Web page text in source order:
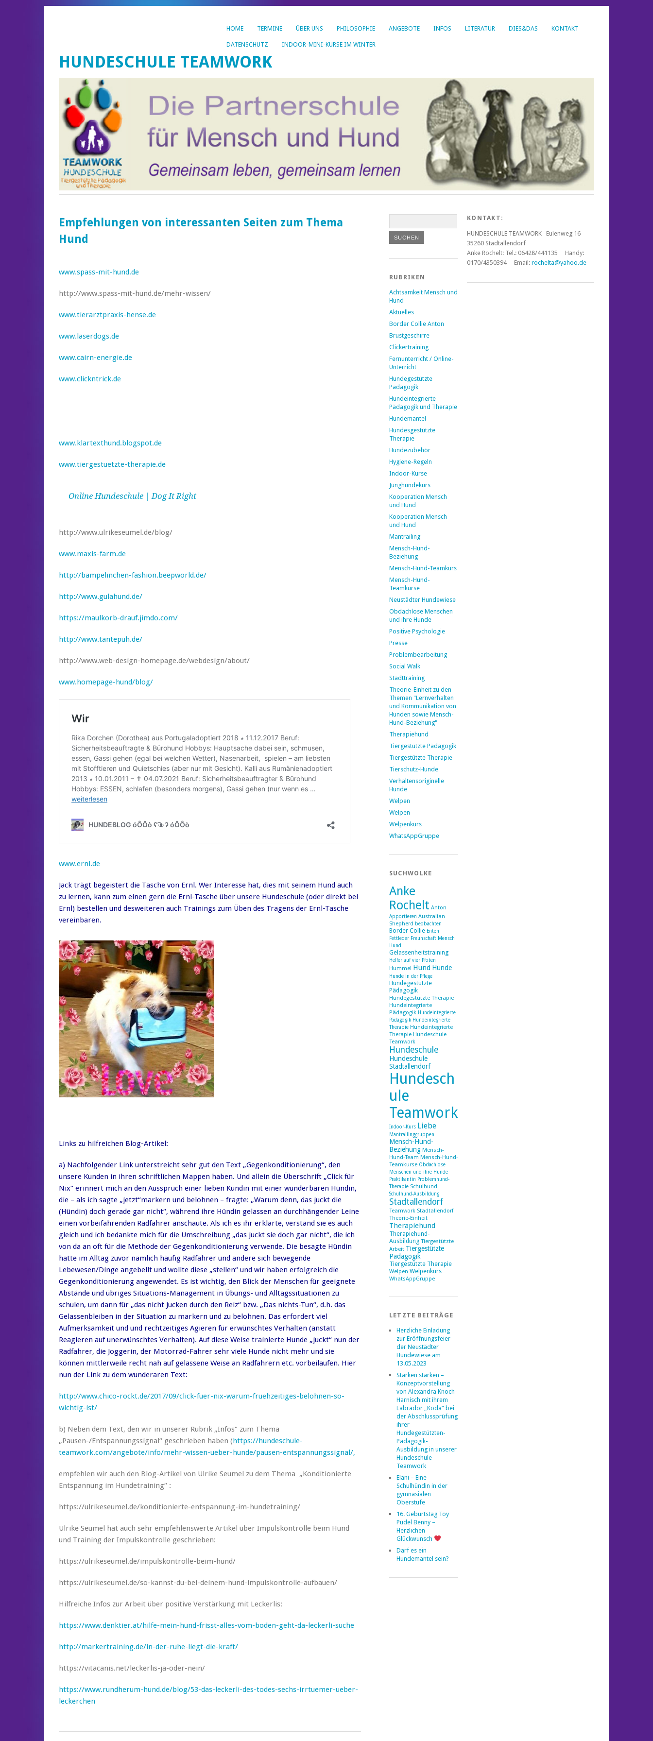
HOME TERMINE ÜBER UNS PHILOSOPHIE ANGEBOTE INFOS LITERATUR DIES&DAS KONTAKT
DATENSCHUTZ INDOOR-MINI-KURSE IM WINTER
HUNDESCHULE TEAMWORK
Empfehlungen von interessanten Seiten zum Thema
Hund
www.spass-mit-hund.de
http://www.spass-mit-hund.de/mehr-wissen/
www.tierarztpraxis-hense.de
www.laserdogs.de
www.cairn-energie.de
www.clickntrick.de
www.klartexthund.blogspot.de
www.tiergestuetzte-therapie.de
Online Hundeschule | Dog It Right
http://www.ulrikeseumel.de/blog/
www.maxis-farm.de
http://bampelinchen-fashion.beepworld.de/
http://www.gulahund.de/
https://maulkorb-drauf.jimdo.com/
http://www.tantepuh.de/
http://www.web-design-homepage.de/webdesign/about/
www.homepage-hund/blog/
www.ernl.de
Jack trägt begeistert die Tasche von Ernl. Wer Interesse hat, dies mit seinem Hund auch
zu lernen, kann zum einen gern die Ernl-Tasche über unsere Hundeschule (oder direkt bei
Ernl) bestellen und desweiteren auch Trainings zum Üben des Tragens der Ernl-Tasche
vereinbaren.
Links zu hilfreichen Blog-Artikel:
a) Nachfolgender Link unterstreicht sehr gut den Text „Gegenkonditionierung“, den
unsere Kunden in ihren schriftlichen Mappen haben. Und allein die Überschrift „Click für
Nix“ erinnert mich an den Ausspruch einer lieben Kundin mit einer wunderbaren Hündin,
die – als ich sagte „jetzt“markern und belohnen – fragte: „Warum denn, das juckt die
(Hündin) doch gerade gar nicht“, während ihre Hündin gelassen an durchhängender Leine
einen vorbeifahrenden Radfahrer anschaute. Als ich es ihr erklärte, verstand sie es auch
gleich und ich bedankte mich für die Umschreibung „das juckt sie doch gar nicht“, die ich
von da an oft für die Methode der Gegenkonditionierung verwende. Die besagte Hündin
hatte im Alltag zuvor nämlich häufig Radfahrer und andere sich bewegende
Lebewesen/Dinge angebellt und wollte diese „stellen“ und wir haben erfolgreich die
Gegenkonditionierung angewendet. Es ist wichtig, den Blick der Menschen für geeignete
Abstände und übriges Situations-Management in Übungs- und Alltagssituationen zu
schulen, um dann für „das nicht Jucken durch den Reiz“ bzw. „Das nichts-Tun“, d.h. das
Gelassenbleiben in der Situation zu markern und zu belohnen. Das erfordert viel
Aufmerksamkeit und und rechtzeitiges Agieren für erwünschtes Verhalten (anstatt
Reagieren auf unerwünschtes Verhalten). Auf diese Weise trainierte Hunde „juckt“ nun der
Radfahrer, die Joggerin, der Motorrad-Fahrer sehr viele Hunde nicht mehr und sie
können mittlerweile recht nah auf gelassene Weise an Radfahrern etc. vorbeilaufen. Hier
nun der Link zu dem wunderaren Text:
http://www.chico-rockt.de/2017/09/click-fuer-nix-warum-fruehzeitiges-belohnen-so-
wichtig-ist/
b) Neben dem Text, den wir in unserer Rubrik „Infos“ zum Thema
„Pausen-/Entspannungssignal“ geschrieben haben (https://hundeschule-
teamwork.com/angebote/info/mehr-wissen-ueber-hunde/pausen-entspannungssignal/,
empfehlen wir auch den Blog-Artikel von Ulrike Seumel zu dem Thema „Konditionierte
Entspannung im Hundetraining“ :
https://ulrikeseumel.de/konditionierte-entspannung-im-hundetraining/
Ulrike Seumel hat auch sehr empfehlenswerte Artikel über Impulskontrolle beim Hund
und Training der Impulskontrolle geschrieben:
https://ulrikeseumel.de/impulskontrolle-beim-hund/
https://ulrikeseumel.de/so-kannst-du-bei-deinem-hund-impulskontrolle-aufbauen/
Hilfreiche Infos zur Arbeit über positive Verstärkung mit Leckerlis:
https://www.denktier.at/hilfe-mein-hund-frisst-alles-vom-boden-geht-da-leckerli-suche
http://markertraining.de/in-der-ruhe-liegt-die-kraft/
https://vitacanis.net/leckerlis-ja-oder-nein/
https://www.rundherum-hund.de/blog/53-das-leckerli-des-todes-sechs-irrtuemer-ueber-
leckerchen
RUBRIKEN
Achtsamkeit Mensch und
Hund
Aktuelles
Border Collie Anton
Brustgeschirre
Clickertraining
Fernunterricht / Online-
Unterricht
Hundegestützte
Pädagogik
Hundeintegrierte
Pädagogik und Therapie
Hundemantel
Hundesgestützte
Therapie
Hundezubehör
Hygiene-Regeln
Indoor-Kurse
Junghundekurs
Kooperation Mensch
und Hund
Kooperation Mensch
und Hund
Mantrailing
Mensch-Hund-
Beziehung
Mensch-Hund-Teamkurs
Mensch-Hund-
Teamkurse
Neustädter Hundewiese
Obdachlose Menschen
und ihre Hunde
Positive Psychologie
Presse
Problembearbeitung
Social Walk
Stadttraining
Theorie-Einheit zu den
Themen "Lernverhalten
und Kommunikation von
Hunden sowie Mensch-
Hund-Beziehung"
Therapiehund
Tiergestützte Pädagogik
Tiergestützte Therapie
Tierschutz-Hunde
Verhaltensoriginelle
Hunde
Welpen
Welpen
Welpenkurs
WhatsAppGruppe
SUCHWOLKE
Anke
Rochelt Anton
Apportieren Australian
Shepherd beobachten
Border Collie Enten
Fettleder Freunschaft Mensch
Hund
Gelassenheitstraining
Helfer auf vier Pfoten
Hummel Hund Hunde
Hunde in der Pflege
Hundegestützte
Pädagogik
Hundegestützte Therapie
Hundeintegrierte
Pädagogik Hundeintegrierte
Pädagogik Hundeintegrierte
Therapie Hundeintegrierte
Therapie Hundeschule
Teamwork
Hundeschule
Hundeschule
Stadtallendorf
Hundesch
ule
Teamwork
Indoor-Kurs Liebe
Mantrailinggruppen
Mensch-Hund-
Beziehung Mensch-
Hund-Team Mensch-Hund-
Teamkurse Obdachlose
Menschen und ihre Hunde
Praktikantin Problemhund-
Therapie Schulhund
Schulhund-Ausbildung
Stadtallendorf
Teamwork Stadtallendorf
Theorie-Einheit
Therapiehund
Therapiehund-
Ausbildung Tiergestützte
Arbeit Tiergestützte
Pädagogik
Tiergestützte Therapie
Welpen Welpenkurs
WhatsAppGruppe
LETZTE BEITRÄGE
Herzliche Einladung
zur Eröffnungsfeier
der Neustädter
Hundewiese am
13.05.2023
Stärken stärken –
Konzeptvorstellung
von Alexandra Knoch-
Harnisch mit ihrem
Labrador „Koda“ bei
der Abschlussprüfung
ihrer
Hundegestützten-
Pädagogik-
Ausbildung in unserer
Hundeschule
Teamwork
Elani – Eine
Schulhündin in der
gymnasialen
Oberstufe
16. Geburtstag Toy
Pudel Benny –
Herzlichen
Glückwunsch
Darf es ein
Hundemantel sein?
KONTAKT:
HUNDESCHULE TEAMWORK Eulenweg 16
35260 Stadtallendorf
Anke Rochelt: Tel.: 06428/441135 Handy:
0170/4350394 Email: rochelta@yahoo.de